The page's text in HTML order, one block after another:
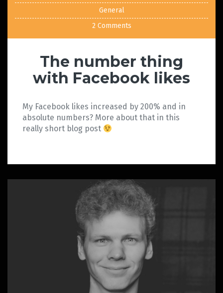
General
2 Comments
The number thing
with Facebook likes
My Facebook likes increased by 200% and in
absolute numbers? More about that in this
really short blog post